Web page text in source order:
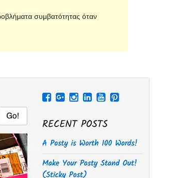
συμβατότητας όταν
29 Ιούν 2017
3.4